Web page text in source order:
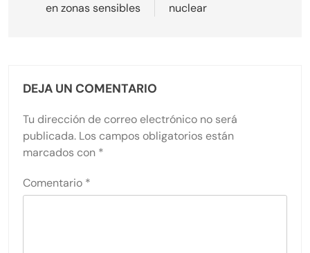
en zonas sensibles
nuclear
DEJA UN COMENTARIO
Tu dirección de correo electrónico no será
publicada. Los campos obligatorios están
marcados con *
Comentario *